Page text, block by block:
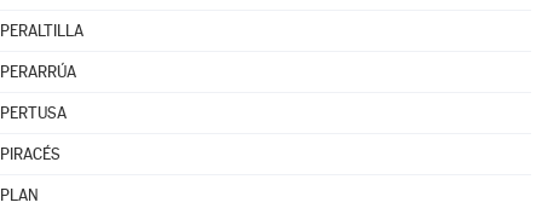
PERALTILLA
PERARRÚA
PERTUSA
PIRACÉS
PLAN